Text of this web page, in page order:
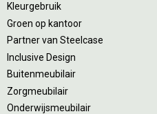
Kleurgebruik
Groen op kantoor
Partner van Steelcase
Inclusive Design
Buitenmeubilair
Zorgmeubilair
Onderwijsmeubilair